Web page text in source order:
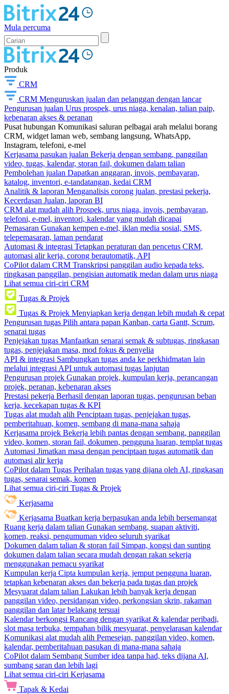
Mula percuma
Produk
CRM
CRM Menguruskan jualan dan pelanggan dengan lancar
Pengurusan jualan Urus prospek, urus niaga, kenalan, talian paip,
kebenaran akses & peranan
Pusat hubungan Komunikasi saluran pelbagai arah melalui borang
CRM, widget laman web, sembang langsung, WhatsApp,
Instagram, telefoni, e-mel
Kerjasama pasukan jualan Bekerja dengan sembang, panggilan
video, tugas, kalendar, storan fail, dokumen dalam talian
Pembolehan jualan Dapatkan anggaran, invois, pembayaran,
katalog, inventori, e-tandatangan, kedai CRM
Analitik & laporan Menganalisis corong jualan, prestasi pekerja,
Kecerdasan Jualan, laporan BI
CRM alat mudah alih Prospek, urus niaga, invois, pembayaran,
telefoni, e-mel, inventori, kalendar yang mudah dicapai
Pemasaran Gunakan kempen e-mel, iklan media sosial, SMS,
telepemasaran, laman pendarat
Automasi & integrasi Tetapkan peraturan dan pencetus CRM,
automasi alir kerja, corong berautomatik, API
CoPilot dalam CRM Transkripsi panggilan audio kepada teks,
ringkasan panggilan, pengisian automatik medan dalam urus niaga
Lihat semua ciri-ciri CRM
Tugas & Projek
Tugas & Projek Menyiapkan kerja dengan lebih mudah & cepat
Pengurusan tugas Pilih antara papan Kanban, carta Gantt, Scrum,
senarai tugas
Penjejakan tugas Manfaatkan senarai semak & subtugas, ringkasan
tugas, penjejakan masa, mod fokus & penyelia
API & integrasi Sambungkan tugas anda ke perkhidmatan lain
melalui integrasi API untuk automasi tugas lanjutan
Pengurusan projek Gunakan projek, kumpulan kerja, perancangan
projek, peranan, kebenaran akses
Prestasi pekerja Berhasil dengan laporan tugas, pengurusan beban
kerja, kecekapan tugas & KPI
Tugas alat mudah alih Penciptaan tugas, penjejakan tugas,
pemberitahuan, komen, sembang di mana-mana sahaja
Kerjasama projek Bekerja lebih pantas dengan sembang, panggilan
video, komen, storan fail, dokumen, pengguna luaran, templat tugas
Automasi Jimatkan masa dengan penciptaan tugas automatik dan
automasi alir kerja
CoPilot dalam Tugas Perihalan tugas yang dijana oleh AI, ringkasan
tugas, senarai semak, komen
Lihat semua ciri-ciri Tugas & Projek
Kerjasama
Kerjasama Buatkan kerja berpasukan anda lebih bersemangat
Ruang kerja dalam talian Gunakan sembang, suapan aktiviti,
komen, reaksi, pengumuman video seluruh syarikat
Dokumen dalam talian & storan fail Simpan, kongsi dan sunting
dokumen dalam talian secara mudah dengan rakan sekerja
menggunakan pemacu syarikat
Kumpulan kerja Cipta kumpulan kerja, jemput pengguna luaran,
tetapkan kebenaran akses dan bekerja pada tugas dan projek
Mesyuarat dalam talian Lakukan lebih banyak kerja dengan
panggilan video, persidangan video, perkongsian skrin, rakaman
panggilan dan latar belakang tersuai
Kalendar berkongsi Rancang dengan syarikat & kalendar peribadi,
slot masa terbuka, tempahan bilik mesyuarat, penyelarasan kalendar
Komunikasi alat mudah alih Pemesejan, panggilan video, komen,
kalendar, pemberitahuan pasukan di mana-mana sahaja
CoPilot dalam Sembang Sumber idea tanpa had, teks dijana AI,
sumbang saran dan lebih lagi
Lihat semua ciri-ciri Kerjasama
Tapak & Kedai